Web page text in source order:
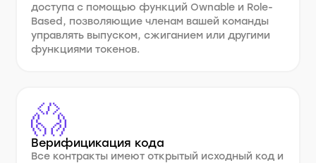
доступа с помощью функций Ownable и Role-
Based, позволяющие членам вашей команды
управлять выпуском, сжиганием или другими
функциями токенов.
Верифицикация кода
Все контракты имеют открытый исходный код и